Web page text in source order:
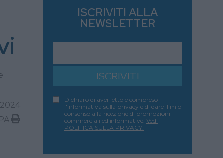
ISCRIVITI ALLA
NEWSLETTER
ISCRIVITI
Dichiaro di aver letto e compreso
l'informativa sulla privacy e di dare il mio
consenso alla ricezione di promozioni
commerciali ed informative. Vedi
POLITICA SULLA PRIVACY.